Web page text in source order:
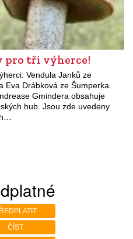
pro tři výherce!
Vendula Janků ze
Eva Drábková ze Šumperka.
Gmindera obsahuje
hub. Jsou zde uvedeny
ČÍST